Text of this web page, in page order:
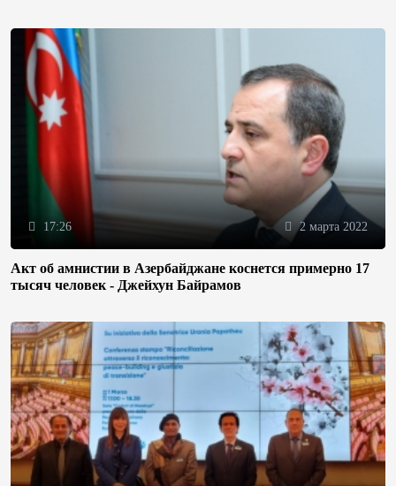
17:26 2 марта 2022
Акт об амнистии в Азербайджане коснется примерно 17
тысяч человек - Джейхун Байрамов